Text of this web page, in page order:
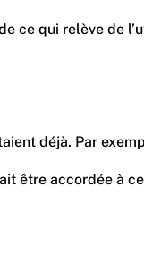
ce qui relève de
déjà. Par
accordée